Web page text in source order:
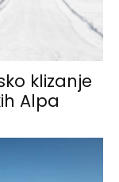
klizanje
Alpa